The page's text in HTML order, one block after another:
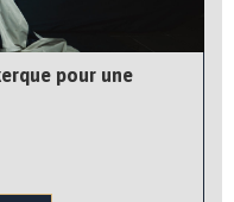
pour une